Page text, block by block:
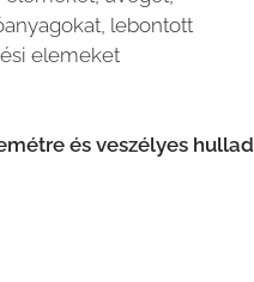
lebontott
elemeket
és veszélyes